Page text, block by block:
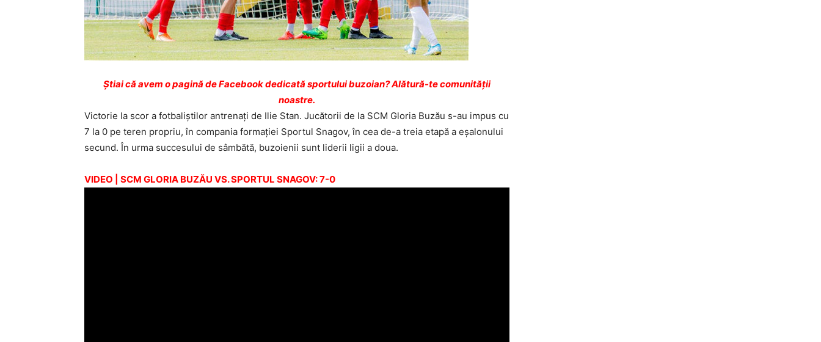
Ştiai că avem o pagină de Facebook dedicată sportului buzoian? Alătură-te comunității
noastre.
Victorie la scor a fotbaliştilor antrenaţi de Ilie Stan. Jucătorii de la SCM Gloria Buzău s-au impus cu
7 la 0 pe teren propriu, în compania formaţiei Sportul Snagov, în cea de-a treia etapă a eşalonului
secund. În urma succesului de sâmbătă, buzoienii sunt liderii ligii a doua.
VIDEO | SCM GLORIA BUZĂU VS. SPORTUL SNAGOV: 7-0